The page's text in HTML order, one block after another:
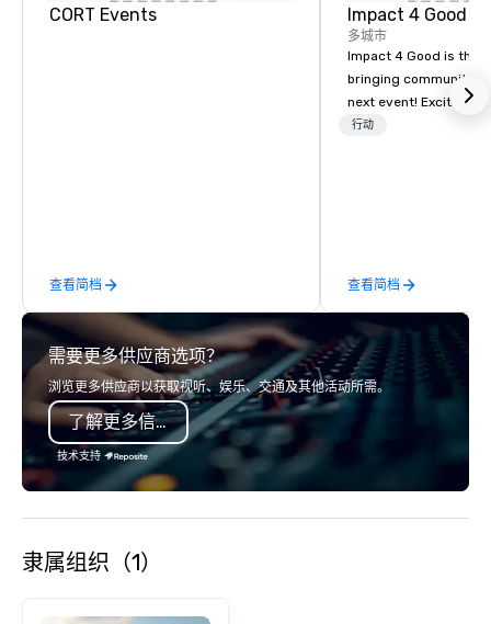
CORT Events
查看简档
Impact 4 Good
多城市
Impact 4 Good is the
bringing community
next event! Exciting
team building
event, Impact 4 Good
details. Where are we? Nationwide
and abroad, our local
covered. Got a cause
events put your
into action. Short on
goals/objectives/
行动
查看简档
需要更多供应商选项？
浏览更多供应商以获取视听、娱乐、交通及其他活动所需。
了解更多信息
技术支持
隶属组织（1）